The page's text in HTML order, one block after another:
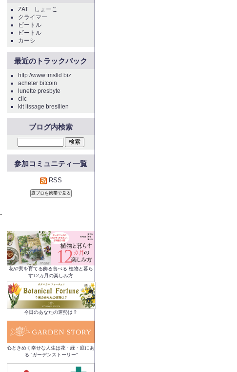
ZAT しょーこ
クライマー
ビートル
ビートル
カーシ
最近のトラックバック
http://www.tmsltd.biz
acheter bitcoin
lunette presbyte
clic
kit lissage bresilien
ブログ内検索
参加コミュニティ一覧
RSS
花や実を育てる飾る食べる 植物と暮ら
す12カ月の楽しみ方
今日のあなたの運勢は？
心ときめく幸せな人生は花・緑・庭にあ
る “ガーデンストーリー”